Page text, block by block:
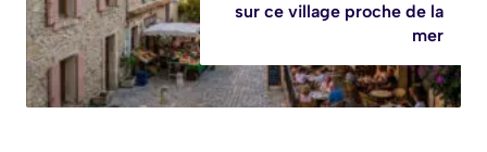
sur ce village proche de la
mer